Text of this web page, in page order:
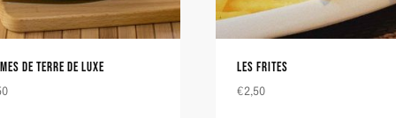
DE TERRE DE LUXE LES FRITES
€2,50